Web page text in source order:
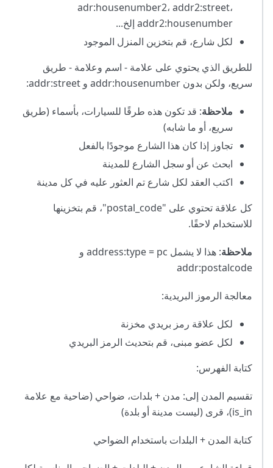
adr:housenumber2، addr2:street،
addr2:housenumber
إلخ...
لكل شارع، قم بتخزين المنزل الموجود
للطريق الذي يحتوي على علامة - اسم وعلامة - طريق
سريع، ولكن بدون addr :housenumber و addr:street:
ملاحظة: قد تكون هذه طرقًا للسيارات، بأسماء (طريق
سريع، أو ما شابه)
تجاوز إذا كان هذا الشارع موجودًا بالفعل
ابحث عن أو سجل الشارع للمدينة
اكتب العقد لكل شارع تم العثور عليه في كل مدينة
كل علاقة تحتوي على "postal_code"، قم بتخزينها
للاستخدام لاحقًا.
ملاحظة: هذا لا يشمل address :type
= pc و
addr:postalcode
معالجة الرموز البريدية:
لكل علاقة رمز بريدي مخزنة
لكل عضو مبنى، قم بتحديث الرمز البريدي
كتابة الفهرس:
تقسيم المدن إلى: مدن + بلدات، ضواحي (ضاحية مع علامة
is_in)، قرى (ليست مدينة أو بلدة)
كتابة المدن + البلدات باستخدام الضواحي